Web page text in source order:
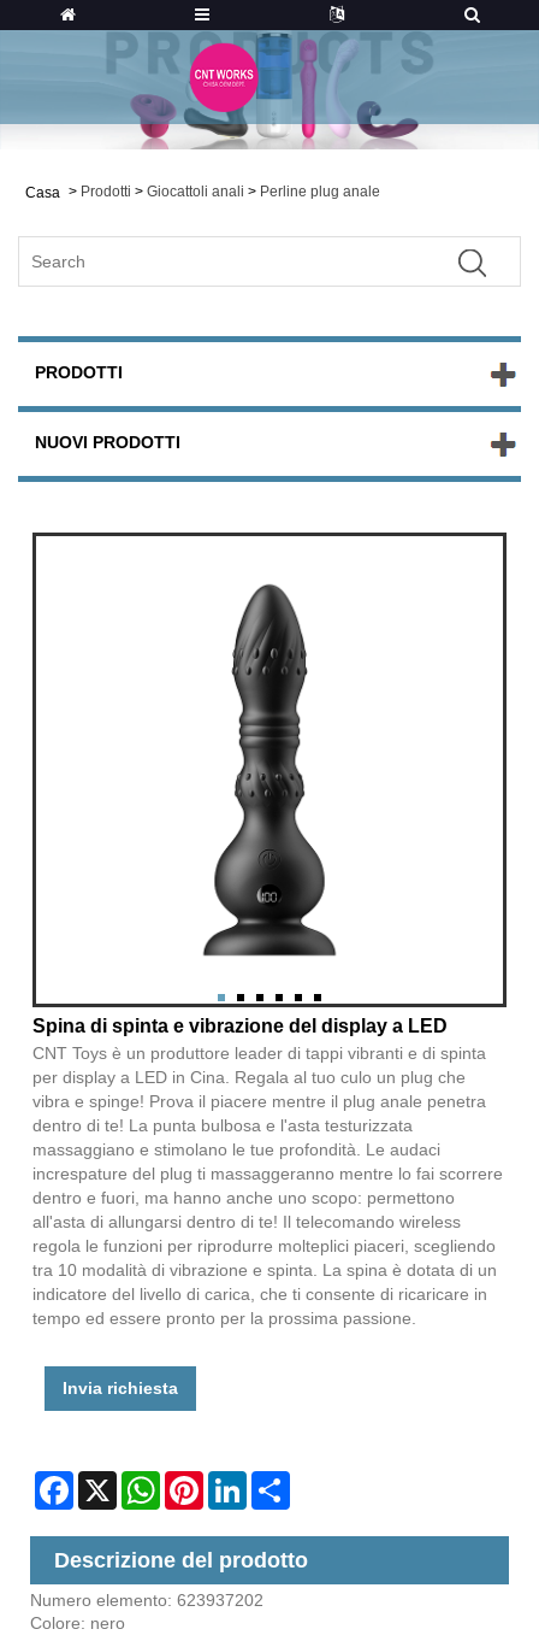
Casa > Prodotti > Giocattoli anali > Perline plug anale
PRODOTTI
NUOVI PRODOTTI
Spina di spinta e vibrazione del display a LED
CNT Toys è un produttore leader di tappi vibranti e di spinta
per display a LED in Cina. Regala al tuo culo un plug che
vibra e spinge! Prova il piacere mentre il plug anale penetra
dentro di te! La punta bulbosa e l'asta testurizzata
massaggiano e stimolano le tue profondità. Le audaci
increspature del plug ti massaggeranno mentre lo fai scorrere
dentro e fuori, ma hanno anche uno scopo: permettono
all'asta di allungarsi dentro di te! Il telecomando wireless
regola le funzioni per riprodurre molteplici piaceri, scegliendo
tra 10 modalità di vibrazione e spinta. La spina è dotata di un
indicatore del livello di carica, che ti consente di ricaricare in
tempo ed essere pronto per la prossima passione.
Invia richiesta
Facebook
X WhatsAppPinterestLinkedIn
Descrizione del prodotto
Numero elemento: 623937202
Colore: nero